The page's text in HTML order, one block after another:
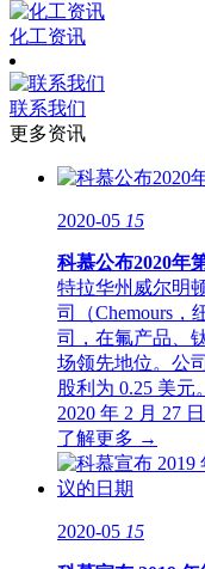
化工资讯
联系我们
更多资讯
2020-05 15
科慕公布2020年
特拉华州威尔明
司（Chemours
司，在氟产品、
场领先地位。公
股利为 0.25 美元
2020 年 2 月 27
了解更多 →
2020-05 15